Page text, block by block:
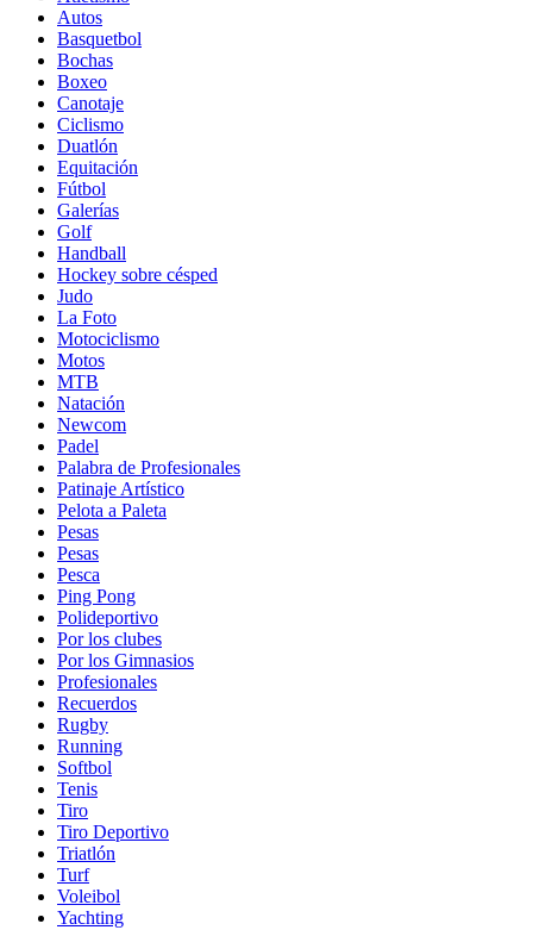
Autos
Basquetbol
Bochas
Boxeo
Canotaje
Ciclismo
Duatlón
Equitación
Fútbol
Galerías
Golf
Handball
Hockey sobre césped
Judo
La Foto
Motociclismo
Motos
MTB
Natación
Newcom
Padel
Palabra de Profesionales
Patinaje Artístico
Pelota a Paleta
Pesas
Pesas
Pesca
Ping Pong
Polideportivo
Por los clubes
Por los Gimnasios
Profesionales
Recuerdos
Rugby
Running
Softbol
Tenis
Tiro
Tiro Deportivo
Triatlón
Turf
Voleibol
Yachting